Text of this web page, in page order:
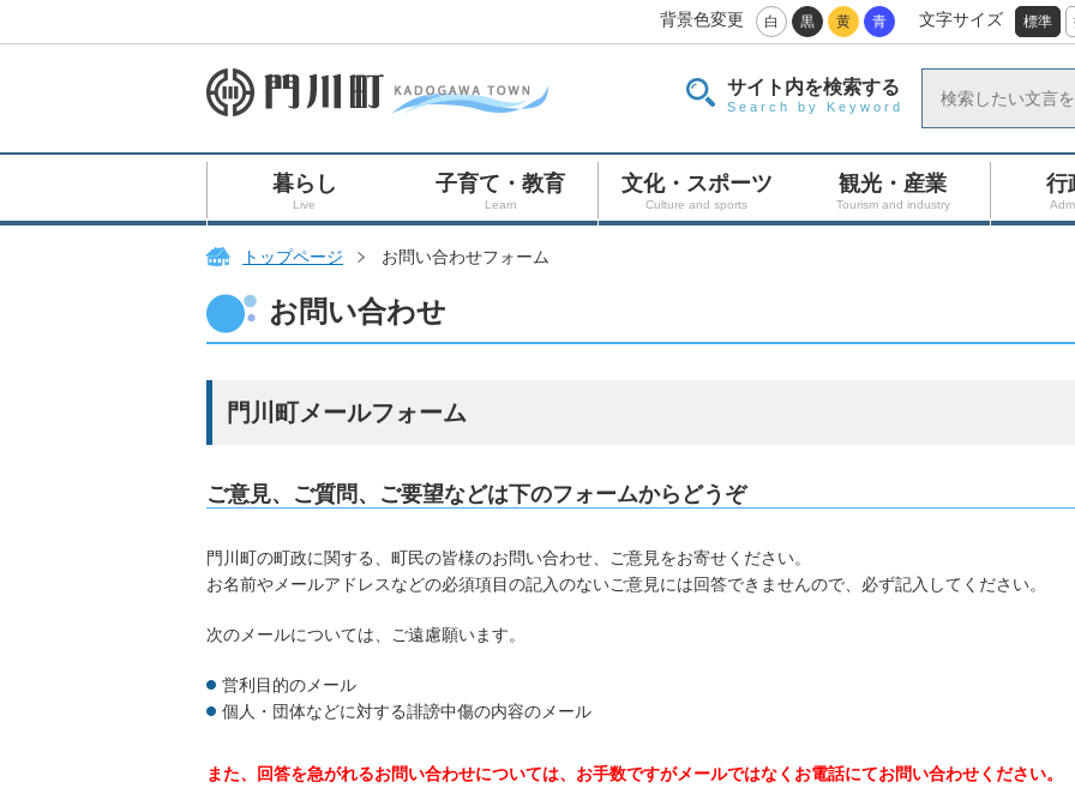
背景色変更 白 黒 黄 青 文字サイズ 標準
サイト内を検索する
Search by Keyword
暮らし
Live
子育て・教育
Learn
文化・スポーツ
Culture and sports
観光・産業
Tourism and industry
行
トップページ お問い合わせフォーム
お問い合わせ
門川町メールフォーム
ご意見、ご質問、ご要望などは下のフォームからどうぞ
門川町の町政に関する、町民の皆様のお問い合わせ、ご意見をお寄せください。
お名前やメールアドレスなどの必須項目の記入のないご意見には回答できませんので、必ず記入してください。
次のメールについては、ご遠慮願います。
営利目的のメール
個人・団体などに対する誹謗中傷の内容のメール
また、回答を急がれるお問い合わせについては、お手数ですがメールではなくお電話にてお問い合わせください。